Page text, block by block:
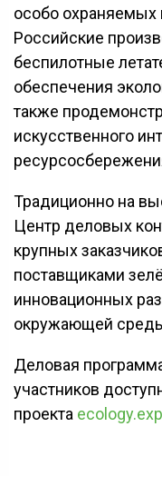
особо охраняемых
Российские
беспилотные
обеспечения
также
искусственного
Традиционно на
Центр деловых
крупных
поставщиками
инновационных
окружающей
Деловая
участников
проекта